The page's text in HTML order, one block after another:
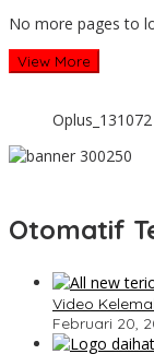
No more pages to
View More
Oplus_131072
Otomatif
Video
Februari 20,